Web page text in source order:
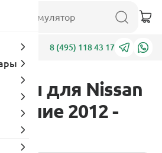
8 (495) 118 43 17
для Nissan
2012 -